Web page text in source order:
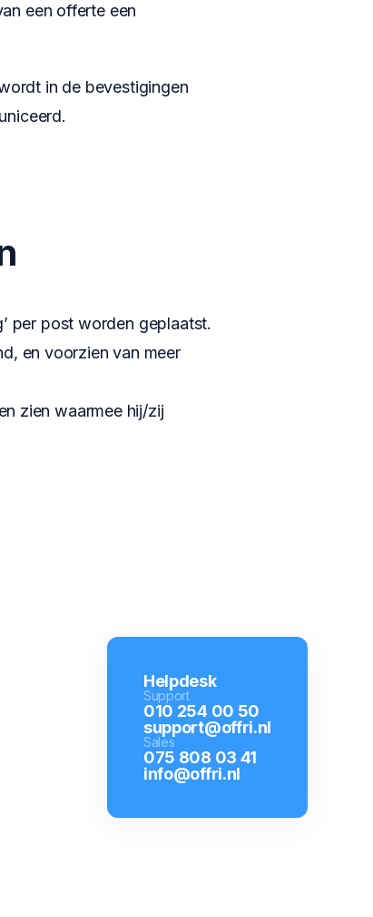
een offerte een
in de bevestigingen
per post worden geplaatst.
en voorzien van meer
zien waarmee hij/zij
Helpdesk
Support
010 254 00 50
support@offri.nl
Sales
075 808 03 41
info@offri.nl